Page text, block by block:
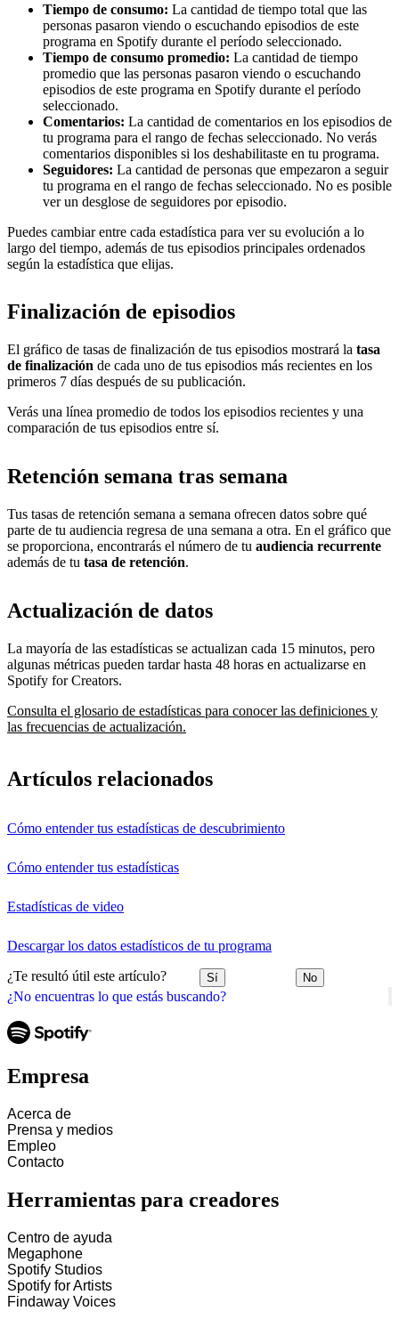
¿No encuentras lo que estás buscando?
Tiempo de consumo: La cantidad de tiempo total que las
personas pasaron viendo o escuchando episodios de este
programa en Spotify durante el período seleccionado.
Tiempo de consumo promedio: La cantidad de tiempo
promedio que las personas pasaron viendo o escuchando
episodios de este programa en Spotify durante el período
seleccionado.
Comentarios: La cantidad de comentarios en los episodios de
tu programa para el rango de fechas seleccionado. No verás
comentarios disponibles si los deshabilitaste en tu programa.
Seguidores: La cantidad de personas que empezaron a seguir
tu programa en el rango de fechas seleccionado. No es posible
ver un desglose de seguidores por episodio.
Puedes cambiar entre cada estadística para ver su evolución a lo
largo del tiempo, además de tus episodios principales ordenados
según la estadística que elijas.
Finalización de episodios
El gráfico de tasas de finalización de tus episodios mostrará la tasa
de finalización de cada uno de tus episodios más recientes en los
primeros 7 días después de su publicación.
Verás una línea promedio de todos los episodios recientes y una
comparación de tus episodios entre sí.
Retención semana tras semana
Tus tasas de retención semana a semana ofrecen datos sobre qué
parte de tu audiencia regresa de una semana a otra. En el gráfico que
se proporciona, encontrarás el número de tu audiencia recurrente
además de tu tasa de retención.
Actualización de datos
La mayoría de las estadísticas se actualizan cada 15 minutos, pero
algunas métricas pueden tardar hasta 48 horas en actualizarse en
Spotify for Creators.
Consulta el glosario de estadísticas para conocer las definiciones y
las frecuencias de actualización.
Artículos relacionados
Cómo entender tus estadísticas de descubrimiento
Cómo entender tus estadísticas
Estadísticas de video
Descargar los datos estadísticos de tu programa
¿Te resultó útil este artículo? Sí No
Empresa
Acerca de
Prensa y medios
Empleo
Contacto
Herramientas para creadores
Centro de ayuda
Megaphone
Spotify Studios
Spotify for Artists
Findaway Voices